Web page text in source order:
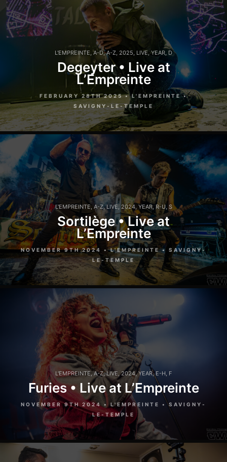
L'EMPREINTE ,A-D,A-Z 2025 LIVE ,YEAR D
Degeyter • Live at
L’Empreinte
FEBRUARY 28TH 2025 • L'EMPREINTE •
SAVIGNY-LE-TEMPLE
L'EMPREINTE, A-Z,LIVE, 2024, YEAR, R-U, S
Sortilège • Live at
L’Empreinte
NOVEMBER 9TH 2024 • L'EMPREINTE • SAVIGNY-
LE-TEMPLE
L'EMPREINTE,A-Z,LIVE,2024,YEAR,E-H, F
Furies • Live at L’Empreinte
NOVEMBER 9TH 2024 • L'EMPREINTE • SAVIGNY-
LE-TEMPLE